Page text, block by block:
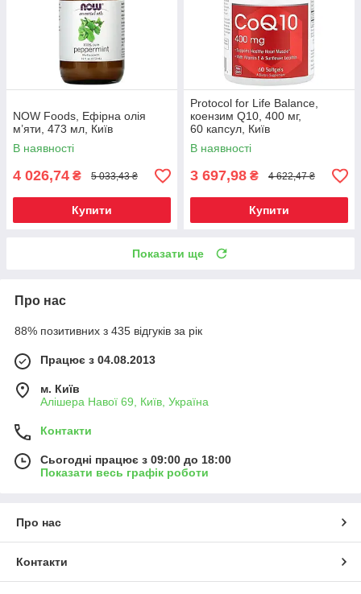
NOW Foods, Ефірна олія
м’яти, 473 мл, Київ
В наявності
4 026,74 ₴ 5 033,43 ₴
Купити
Protocol for Life Balance,
коензим Q10, 400 мг,
60 капсул, Київ
В наявності
3 697,98 ₴ 4 622,47 ₴
Купити
Показати ще
Про нас
88% позитивних з 435 відгуків за рік
Працює з 04.08.2013
м. Київ
Алішера Навої 69, Київ, Україна
Контакти
Сьогодні працює з 09:00 до 18:00
Показати весь графік роботи
Про нас
Контакти